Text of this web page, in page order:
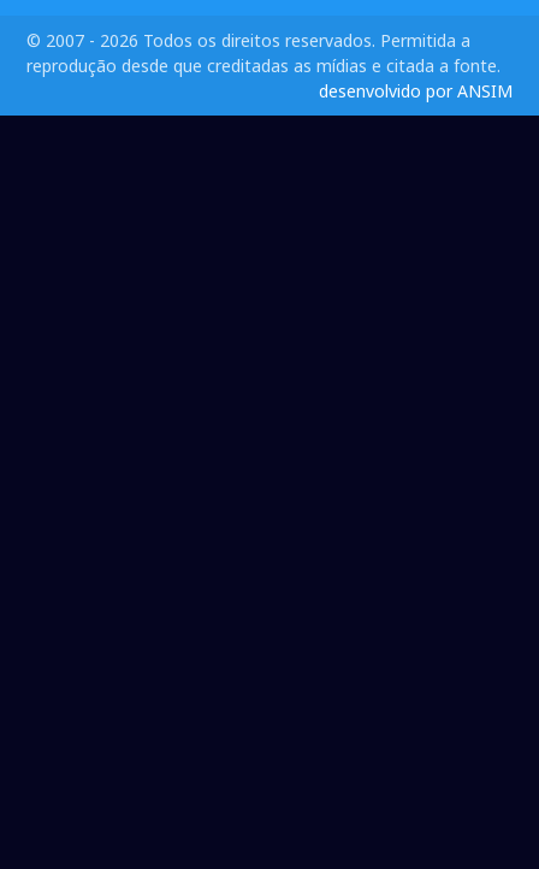
© 2007 - 2026 Todos os direitos reservados. Permitida a
reprodução desde que creditadas as mídias e citada a fonte.
desenvolvido por ANSIM